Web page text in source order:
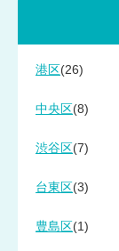
港区 (26)
中央区 (8)
渋谷区 (7)
台東区 (3)
豊島区 (1)